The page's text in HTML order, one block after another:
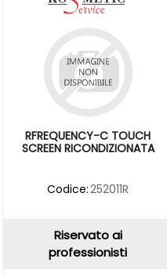
RFREQUENCY-C TOUCH
SCREEN RICONDIZIONATA
Codice:252011R
Riservato ai
professionisti